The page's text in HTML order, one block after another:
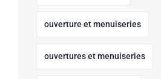
ouverture et menuiseries
ouvertures et menuiseries